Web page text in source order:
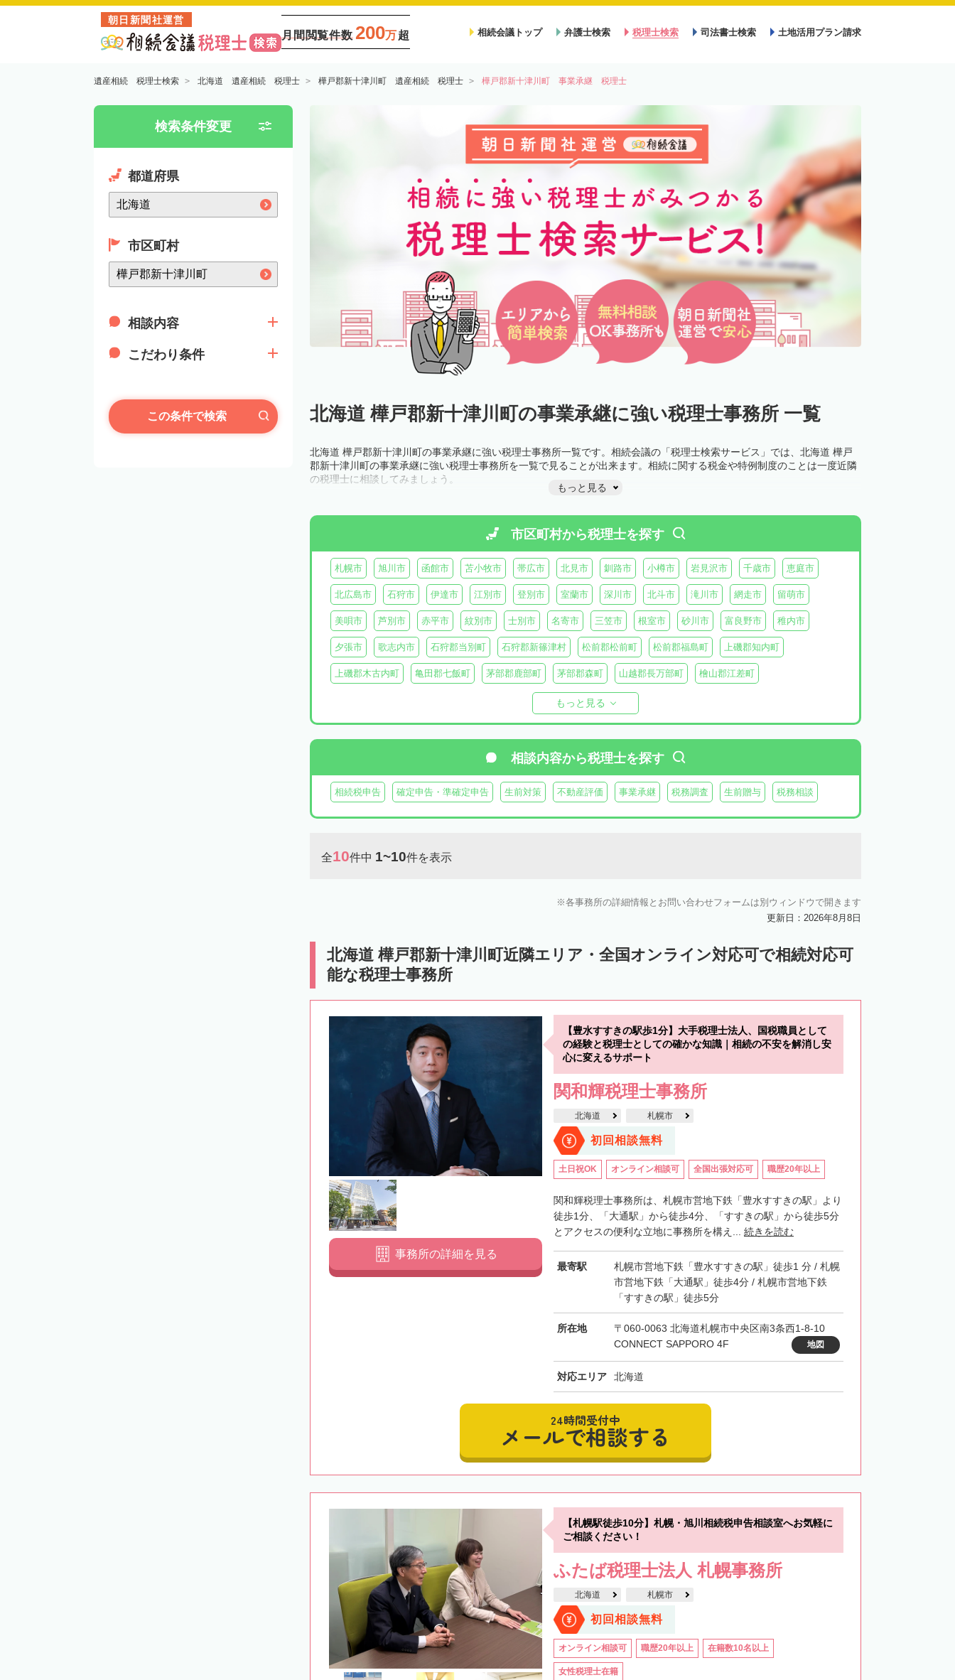
朝日新聞社運営
月間閲覧件数 200万超 相続会議トップ 弁護士検索 税理士検索 司法書士検索 土地活用プラン請求
遺産相続 税理士検索 北海道 遺産相続 税理士 樺戸郡新十津川町 遺産相続 税理士 樺戸郡新十津川町 事業承継 税理士
検索条件変更
都道府県
市区町村
相談内容
こだわり条件
この条件で検索 北海道 樺戸郡新十津川町の事業承継に強い税理士事務所 一覧
北海道 樺戸郡新十津川町の事業承継に強い税理士事務所一覧です。相続会議の「税理士検索サービス」では、北海道 樺戸
郡新十津川町の事業承継に強い税理士事務所を一覧で見ることが出来ます。相続に関する税金や特例制度のことは一度近隣
の税理士に相談してみましょう。
もっと見る
市区町村から税理士を探す
札幌市 旭川市 函館市 苫小牧市 帯広市 北見市 釧路市 小樽市 岩見沢市 千歳市 恵庭市
北広島市 石狩市 伊達市 江別市 登別市 室蘭市 深川市 北斗市 滝川市 網走市 留萌市
美唄市 芦別市 赤平市 紋別市 士別市 名寄市 三笠市 根室市 砂川市 富良野市 稚内市
夕張市 歌志内市 石狩郡当別町 石狩郡新篠津村 松前郡松前町 松前郡福島町 上磯郡知内町
上磯郡木古内町 亀田郡七飯町 茅部郡鹿部町 茅部郡森町 山越郡長万部町 檜山郡江差町
奥尻郡奥尻町
島牧郡島牧村 寿都郡寿都町 寿都郡黒松内町 磯谷郡蘭越町 虻田郡ニセコ町 虻田郡倶知安町
虻田郡喜茂別町 虻田郡京極町 虻田郡豊浦町
岩内郡共和町 岩内郡岩内町 二海郡八雲町 古宇郡泊村 古宇郡神恵内村 古平郡古平町 積丹郡積丹町
余市郡仁木町 余市郡余市町 余市郡赤井川村 空知郡南幌町 空知郡奈井江町 空知郡上砂川町
樺戸郡月形町 樺戸郡浦臼町
上川郡比布町 上川郡愛別町 上川郡上川町 上川郡東川町
中川郡美深町 中川郡音威子府村 中川郡中川町 中川郡幕別町 中川郡池田町 中川郡豊頃町
天塩郡遠別町 天塩郡天塩町 天塩郡豊富町 天塩郡幌延町 宗谷郡猿払村 枝幸郡浜頓別町
枝幸郡枝幸町 利尻郡利尻町 利尻郡利尻富士町 網走郡美幌町
網走郡大空町 斜里郡斜里町
常呂郡置戸町 常呂郡佐呂間町 紋別郡湧別町 紋別郡滝上町 紋別郡興部町
紋別郡西興部村 紋別郡雄武町 白老郡白老町 沙流郡日高町
様似郡様似町 幌泉郡えりも町 日高郡新ひだか町 河東郡音更町
河東郡上士幌町 河東郡鹿追町 河西郡芽室町 河西郡中札内村 河西郡更別村 広尾郡大樹町
広尾郡広尾町 十勝郡浦幌町 釧路郡釧路町 厚岸郡厚岸町 厚岸郡浜中町
川上郡標茶町 白糠郡白糠町 野付郡別海町 標津郡中標津町
標津郡標津町 目梨郡羅臼町
もっと見る
相談内容から税理士を探す
相続税申告 確定申告・準確定申告 生前対策 不動産評価 事業承継 税務調査 生前贈与 税務相談
全10件中 1~10件を表示
各事務所の詳細情報とお問い合わせフォームは別ウィンドウで開きます
更新日：2026年8月8日
北海道 樺戸郡新十津川町近隣エリア・全国オンライン対応可で相続対応可
能な税理士事務所
【豊水すすきの駅歩1分】大手税理士法人、国税職員として
の経験と税理士としての確かな知識｜相続の不安を解消し安
心に変えるサポート
関和輝税理士事務所
北海道 札幌市
初回相談無料
土日祝OK オンライン相談可 全国出張対応可 職歴20年以上
関和輝税理士事務所は、札幌市営地下鉄「豊水すすきの駅」より
徒歩1分、「大通駅」から徒歩4分、「すすきの駅」から徒歩5分
とアクセスの便利な立地に事務所を構え... 続きを読む
最寄駅
札幌市営地下鉄「豊水すすきの駅」徒歩1 分 / 札幌
市営地下鉄「大通駅」徒歩4分 / 札幌市営地下鉄
「すすきの駅」徒歩5分
所在地
〒060-0063 北海道札幌市中央区南3条西1-8-10
CONNECT SAPPORO 4F
地図
対応エリア 北海道
事務所の詳細を見る
24時間受付中
メールで相談する
【札幌駅徒歩10分】札幌・旭川相続税申告相談室へお気軽に
ご相談ください！
ふたば税理士法人 札幌事務所
北海道 札幌市
初回相談無料
オンライン相談可 職歴20年以上 在籍数10名以上
女性税理士在籍